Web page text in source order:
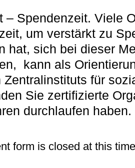
– Spendenzeit. Viele
um verstärkt zu
hat, sich bei dieser
kann als
Zentralinstituts für
Sie zertifizierte
durchlaufen haben.
form is closed at this